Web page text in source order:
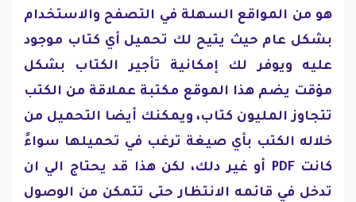
هو من المواقع السهلة في التصفح والاستخدام
بشكل عام حيث يتيح لك تحميل أي كتاب موجود
عليه ويوفر لك إمكانية تأجير الكتاب بشكل
مؤقت يضم هذا الموقع مكتبة عملاقة من الكتب
تتجاوز المليون كتاب، ويمكنك أيضا التحميل من
خلاله الكتب بأي صيغة ترغب في تحميلها سواءً
كانت PDF أو غير دلك، لكن هذا قد يحتاج الي ان
تدخل في قائمه الانتظار حتى تتمكن من الوصول